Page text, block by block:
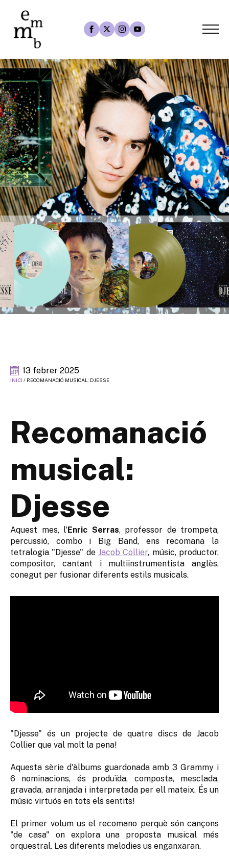
13 febrer 2025
INICI / RECOMANACIÓ MUSICAL: DJESSE
Recomanació
musical:
Djesse
Aquest mes, l'Enric Serras, professor de trompeta,
percussió, combo i Big Band, ens recomana la
tetralogia "Djesse" de Jacob Collier, músic, productor,
compositor, cantant i multiinstrumentista anglès,
conegut per fusionar diferents estils musicals.
"Djesse" és un projecte de quatre discs de Jacob
Collier que val molt la pena!
Aquesta sèrie d'àlbums guardonada amb 3 Grammy i
6 nominacions, és produïda, composta, mesclada,
gravada, arranjada i interpretada per ell mateix. És un
músic virtuós en tots els sentits!
El primer volum us el recomano perquè són cançons
"de casa" on explora una proposta musical més
orquestral. Les diferents melodies us enganxaran.